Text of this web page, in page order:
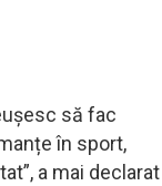
să fac
în sport,
a mai declarat